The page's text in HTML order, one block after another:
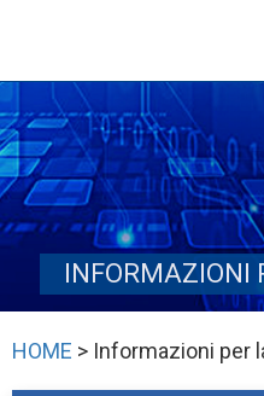
INFORMAZIONI
HOME > Informazioni per